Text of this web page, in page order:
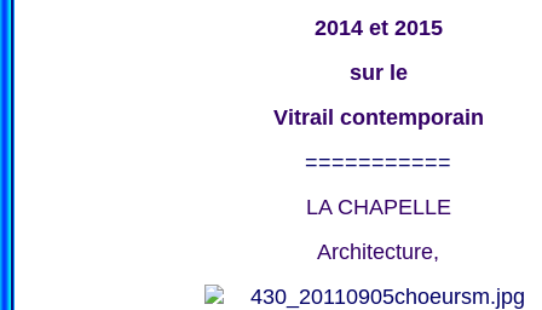
2014 et 2015
sur le
Vitrail contemporain
===========
LA CHAPELLE
Architecture,